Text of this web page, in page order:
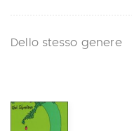
Dello stesso genere